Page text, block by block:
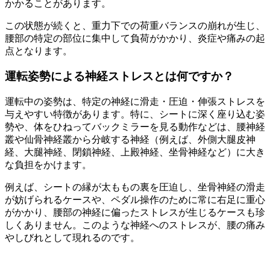
かかることがあります。
この状態が続くと、重力下での荷重バランスの崩れが生じ、
腰部の特定の部位に集中して負荷がかかり、炎症や痛みの起
点となります。
運転姿勢による神経ストレスとは何ですか？
運転中の姿勢は、特定の神経に滑走・圧迫・伸張ストレスを
与えやすい特徴があります。特に、シートに深く座り込む姿
勢や、体をひねってバックミラーを見る動作などは、腰神経
叢や仙骨神経叢から分岐する神経（例えば、外側大腿皮神
経、大腿神経、閉鎖神経、上殿神経、坐骨神経など）に大き
な負担をかけます。
例えば、シートの縁が太ももの裏を圧迫し、坐骨神経の滑走
が妨げられるケースや、ペダル操作のために常に右足に重心
がかかり、腰部の神経に偏ったストレスが生じるケースも珍
しくありません。このような神経へのストレスが、腰の痛み
やしびれとして現れるのです。